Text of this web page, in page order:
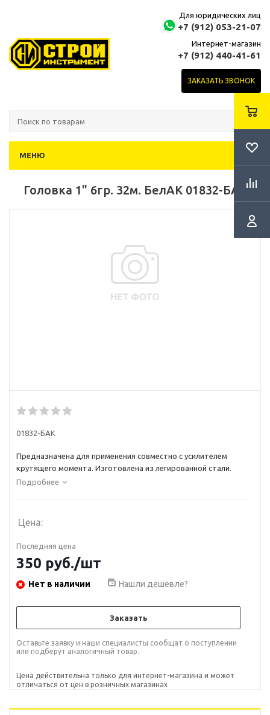
Для юридических лиц
+7 (912) 053-21-07
Интернет-магазин
+7 (912) 440-41-61
ЗАКАЗАТЬ ЗВОНОК
МЕНЮ
Головка 1" 6гр. 32м. БелАК 01832-БАК
01832-БАК
Предназначена для применения совместно с усилителем
крутящего момента. Изготовлена из легированной стали.
Подробнее
Цена:
Последняя цена
350 руб./шт
Нет в наличии Нашли дешевле?
Заказать
Оставьте заявку и наши специалисты сообщат о поступлении
или подберут аналогичный товар.
Цена действительна только для интернет-магазина и может
отличаться от цен в розничных магазинах